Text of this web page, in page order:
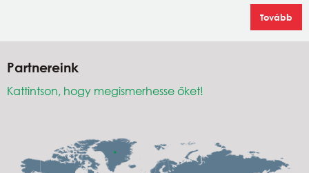
Tovább
Partnereink
Kattintson, hogy megismerhesse őket!